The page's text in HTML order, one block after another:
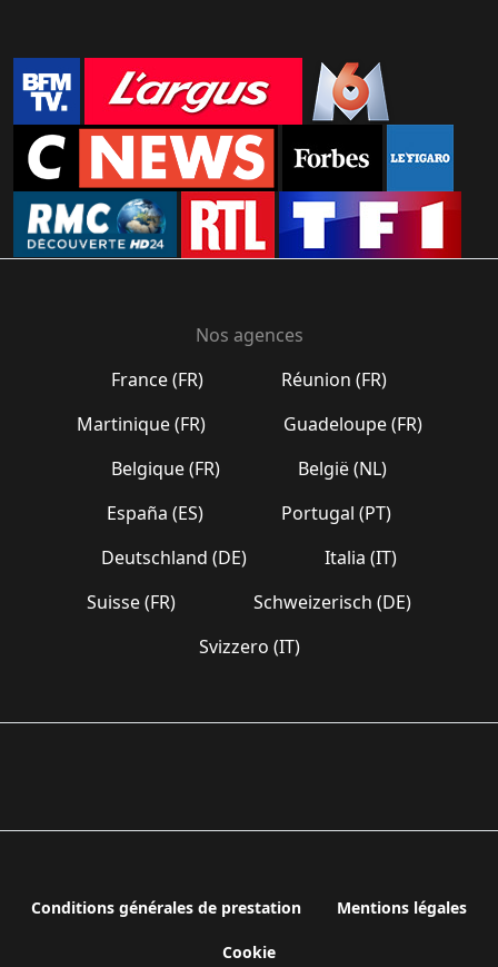
Nos agences
France (FR)
Réunion (FR)
Martinique (FR)
Guadeloupe (FR)
Belgique (FR)
België (NL)
España (ES)
Portugal (PT)
Deutschland (DE)
Italia (IT)
Suisse (FR)
Schweizerisch (DE)
Svizzero (IT)
Conditions générales de prestation Mentions légales
Cookie